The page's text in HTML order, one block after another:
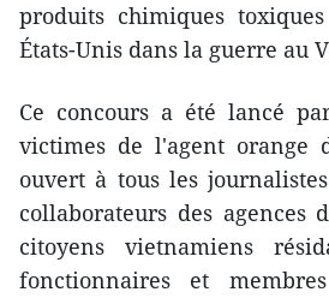
produits chimiques
États-Unis dans la guerre au
Ce concours a été lancé
victimes de l'agent orange
ouvert à tous les
collaborateurs des agences
citoyens vietnamiens
fonctionnaires et